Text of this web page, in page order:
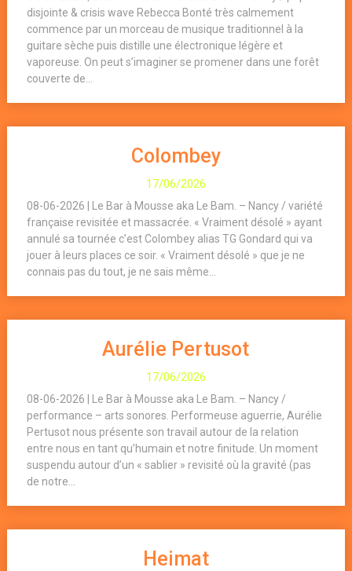
disjointe & crisis wave Rebecca Bonté très calmement
commence par un morceau de musique traditionnel à la
guitare sèche puis distille une électronique légère et
vaporeuse. On peut s’imaginer se promener dans une forêt
couverte de...
Colombey
17/06/2026
08-06-2026 | Le Bar à Mousse aka Le Bam. – Nancy / variété
française revisitée et massacrée. « Vraiment désolé » ayant
annulé sa tournée c’est Colombey alias TG Gondard qui va
jouer à leurs places ce soir. « Vraiment désolé » que je ne
connais pas du tout, je ne sais même...
Aurélie Pertusot
17/06/2026
08-06-2026 | Le Bar à Mousse aka Le Bam. – Nancy /
performance – arts sonores. Performeuse aguerrie, Aurélie
Pertusot nous présente son travail autour de la relation
entre nous en tant qu’humain et notre finitude. Un moment
suspendu autour d’un « sablier » revisité où la gravité (pas
de notre...
Heimat